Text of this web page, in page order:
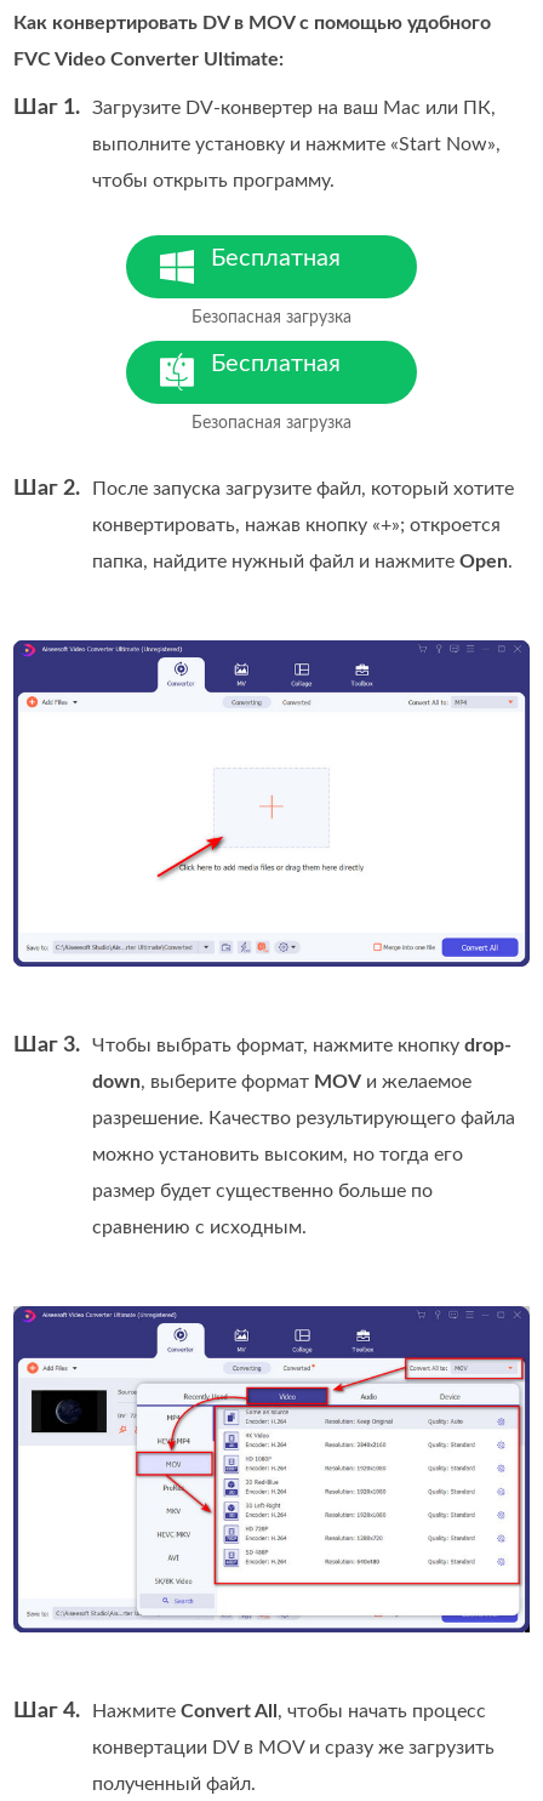
Как конвертировать DV в MOV с помощью удобного
FVC Video Converter Ultimate:
Шаг 1.
Загрузите DV‑конвертер на ваш Mac или ПК,
выполните установку и нажмите «Start Now»,
чтобы открыть программу.
Бесплатная
загрузка
Для Windows 7 или более
Безопасная загрузка
Бесплатная
загрузка
Для MacOS 10.7 или более
Безопасная загрузка
Шаг 2.
После запуска загрузите файл, который хотите
конвертировать, нажав кнопку «+»; откроется
папка, найдите нужный файл и нажмитеOpen.
Шаг 3. Чтобы выбрать формат, нажмите кнопкуdrop-
down, выберите формат MOV и желаемое
разрешение. Качество результирующего файла
можно установить высоким, но тогда его
размер будет существенно больше по
сравнению с исходным.
Шаг 4. НажмитеConvert All , чтобы начать процесс
конвертации DV в MOV и сразу же загрузить
полученный файл.